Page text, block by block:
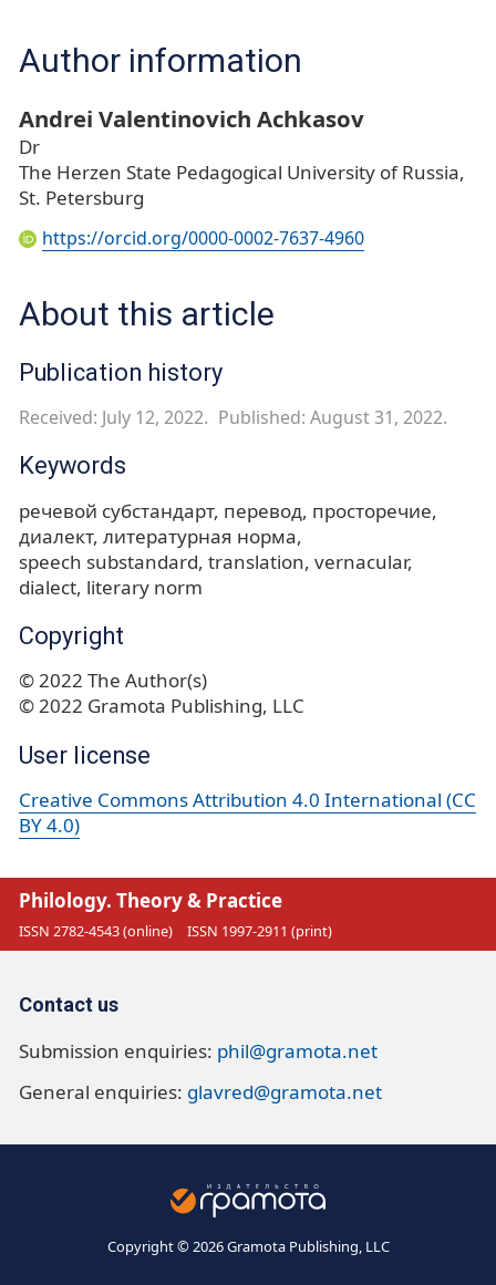
Author information
Andrei Valentinovich Achkasov
Dr
The Herzen State Pedagogical University of Russia,
St. Petersburg
https://orcid.org/0000-0002-7637-4960
About this article
Publication history
Received: July 12, 2022. Published: August 31, 2022.
Keywords
речевой субстандарт перевод просторечие
диалект литературная норма
speech substandard translation vernacular
dialect literary norm
Copyright
© 2022 The Author(s)
© 2022 Gramota Publishing, LLC
User license
Creative Commons Attribution 4.0 International (CC
BY 4.0)
Philology. Theory & Practice
ISSN 2782-4543 (online) ISSN 1997-2911 (print)
Contact us
Submission enquiries: phil@gramota.net
General enquiries: glavred@gramota.net
Copyright © 2026 Gramota Publishing, LLC